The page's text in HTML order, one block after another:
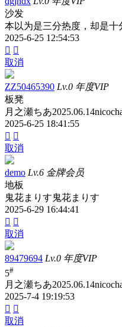
沙发
本以为是三分热度，却是十
2025-6-25 12:54:53
 
取消
ZZ50465390 Lv.0 年度VIP
板凳
月之瀬ちあ
2025-6-25 18:41:55
 
取消
demo Lv.6 金牌会员
地板
鬼花まりす鬼花まりす
2025-6-29 16:44:41
 
取消
89479694 Lv.0 年度VIP
5#
月之瀬ちあ
2025-7-4 19:19:53
 
取消